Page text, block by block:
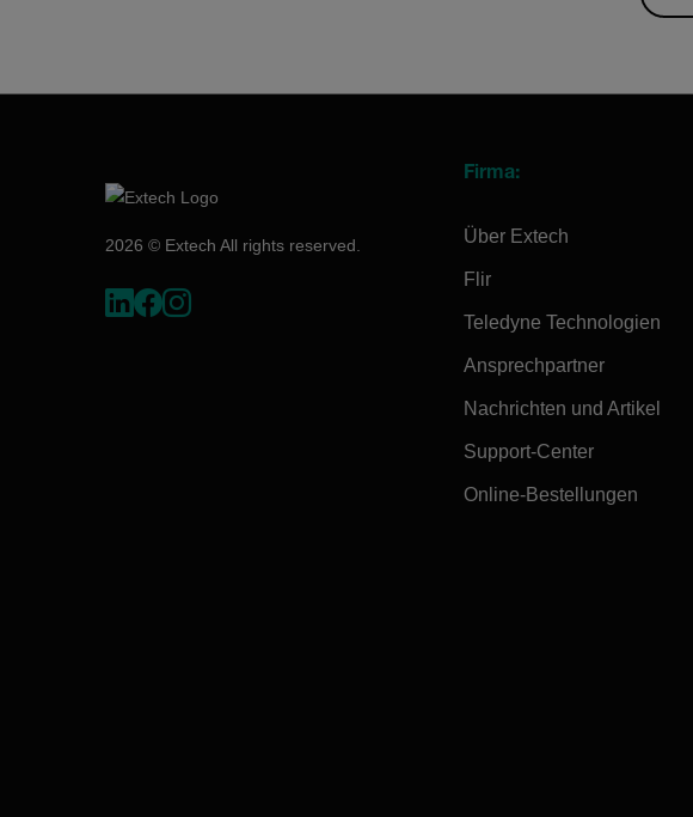
2026 © Extech All rights reserved.
Firma:
Über Extech
Flir
Teledyne Technologien
Ansprechpartner
Nachrichten und Artikel
Support-Center
Online-Bestellungen